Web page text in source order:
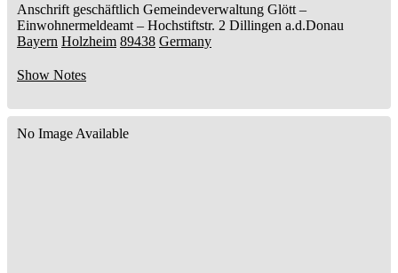
Anschrift geschäftlich Gemeindeverwaltung Glött –
Einwohnermeldeamt – Hochstiftstr. 2 Dillingen a.d.Donau
Bayern Holzheim 89438 Germany
Show Notes
No Image Available